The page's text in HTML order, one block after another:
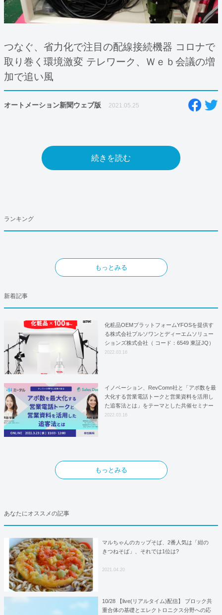
つなぐ、省力化で注目の配線接続機器 コロナで
取り巻く環境激変 テレワーク、Ｗｅｂ会議の増
加で追い風
オートメーション新聞ウェブ版 2021.05.25
続きを読む
ランキング
もっとみる
新着記事
化粧品OEMプラットフォームYFOSを提供す
る株式会社プルソワンとディーエムソリュー
ションズ株式会社（ コード：6549 東証JQ）
はYFOSにおけるロジスティクスパートナー
2022.03.16
イノベーション、RevComn社と「アポ数を最
大化する営業電話トークと営業資料を活用し
た追客法とは」をテーマとした共催セミナー
を開催！
2022.03.16
もっとみる
あなたにオススメの記事
マルちゃんのカップそば、2番人気は「紺の
きつねそば」、それでは1位は?
2021.04.20
10/28 【live(リアルタイム)配信】 ブロック共
重合体の基礎とエレクトロニクス分野への応